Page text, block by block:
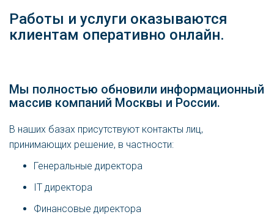
Работы и услуги оказываются
клиентам оперативно онлайн.
Мы полностью обновили информационный
массив компаний Москвы и России.
В наших базах присутствуют контакты лиц,
принимающих решение, в частности:
Генеральные директора
IT директора
Финансовые директора